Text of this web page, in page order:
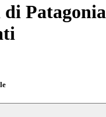
Patagonia